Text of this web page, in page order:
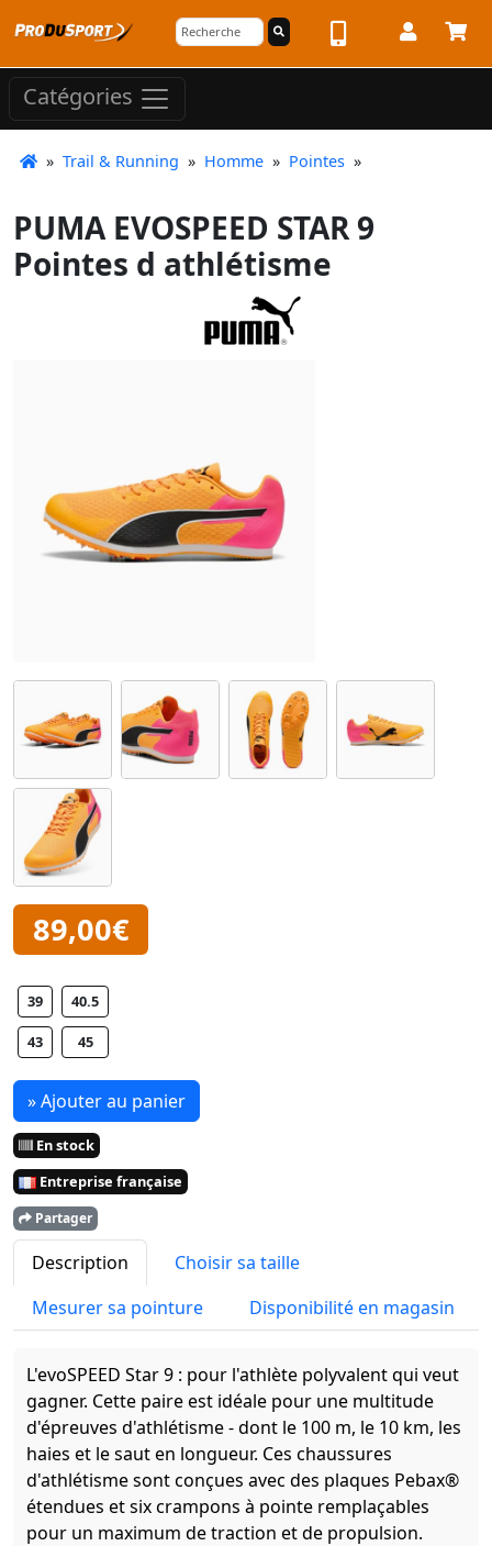
Catégories
» Trail & Running » Homme » Pointes »
PUMA EVOSPEED STAR 9
Pointes d athlétisme
89,00€
39 40.5
43 45
» Ajouter au panier
En stock
Entreprise française
Partager
Description
Choisir sa taille
Mesurer sa pointure
Disponibilité en magasin
L'evoSPEED Star 9 : pour l'athlète polyvalent qui veut
gagner. Cette paire est idéale pour une multitude
d'épreuves d'athlétisme - dont le 100 m, le 10 km, les
haies et le saut en longueur. Ces chaussures
d'athlétisme sont conçues avec des plaques Pebax®
étendues et six crampons à pointe remplaçables
pour un maximum de traction et de propulsion.